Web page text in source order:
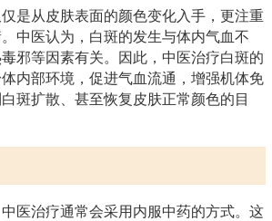
是从皮肤表面的颜色变化入手，更注重
中医认为，白斑的发生与体内气血不
邪等因素有关。因此，中医治疗白斑的
内部环境，促进气血流通，增强机体免
斑扩散、甚至恢复皮肤正常颜色的目
医治疗通常会采用内服中药的方式。这